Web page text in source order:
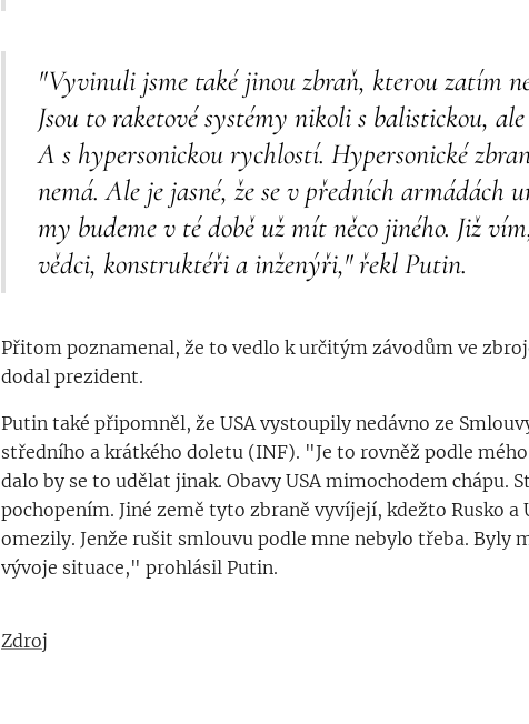
"Vyvinuli jsme také jinou zbraň, kterou zatím
Jsou to raketové systémy nikoli s balistickou,
A s hypersonickou rychlostí. Hypersonické
nemá. Ale je jasné, že se v předních armádách
my budeme v té době už mít něco jiného. Již
vědci, konstruktéři a inženýři," řekl Putin.
Přitom poznamenal, že to vedlo k určitým závodům ve
dodal prezident.
Putin také připomněl, že USA vystoupily nedávno ze
středního a krátkého doletu (INF). "Je to rovněž podle
dalo by se to udělat jinak. Obavy USA mimochodem chápu.
pochopením. Jiné země tyto zbraně vyvíjejí, kdežto Rusko a
omezily. Jenže rušit smlouvu podle mne nebylo třeba. Byly
vývoje situace," prohlásil Putin.
Zdroj